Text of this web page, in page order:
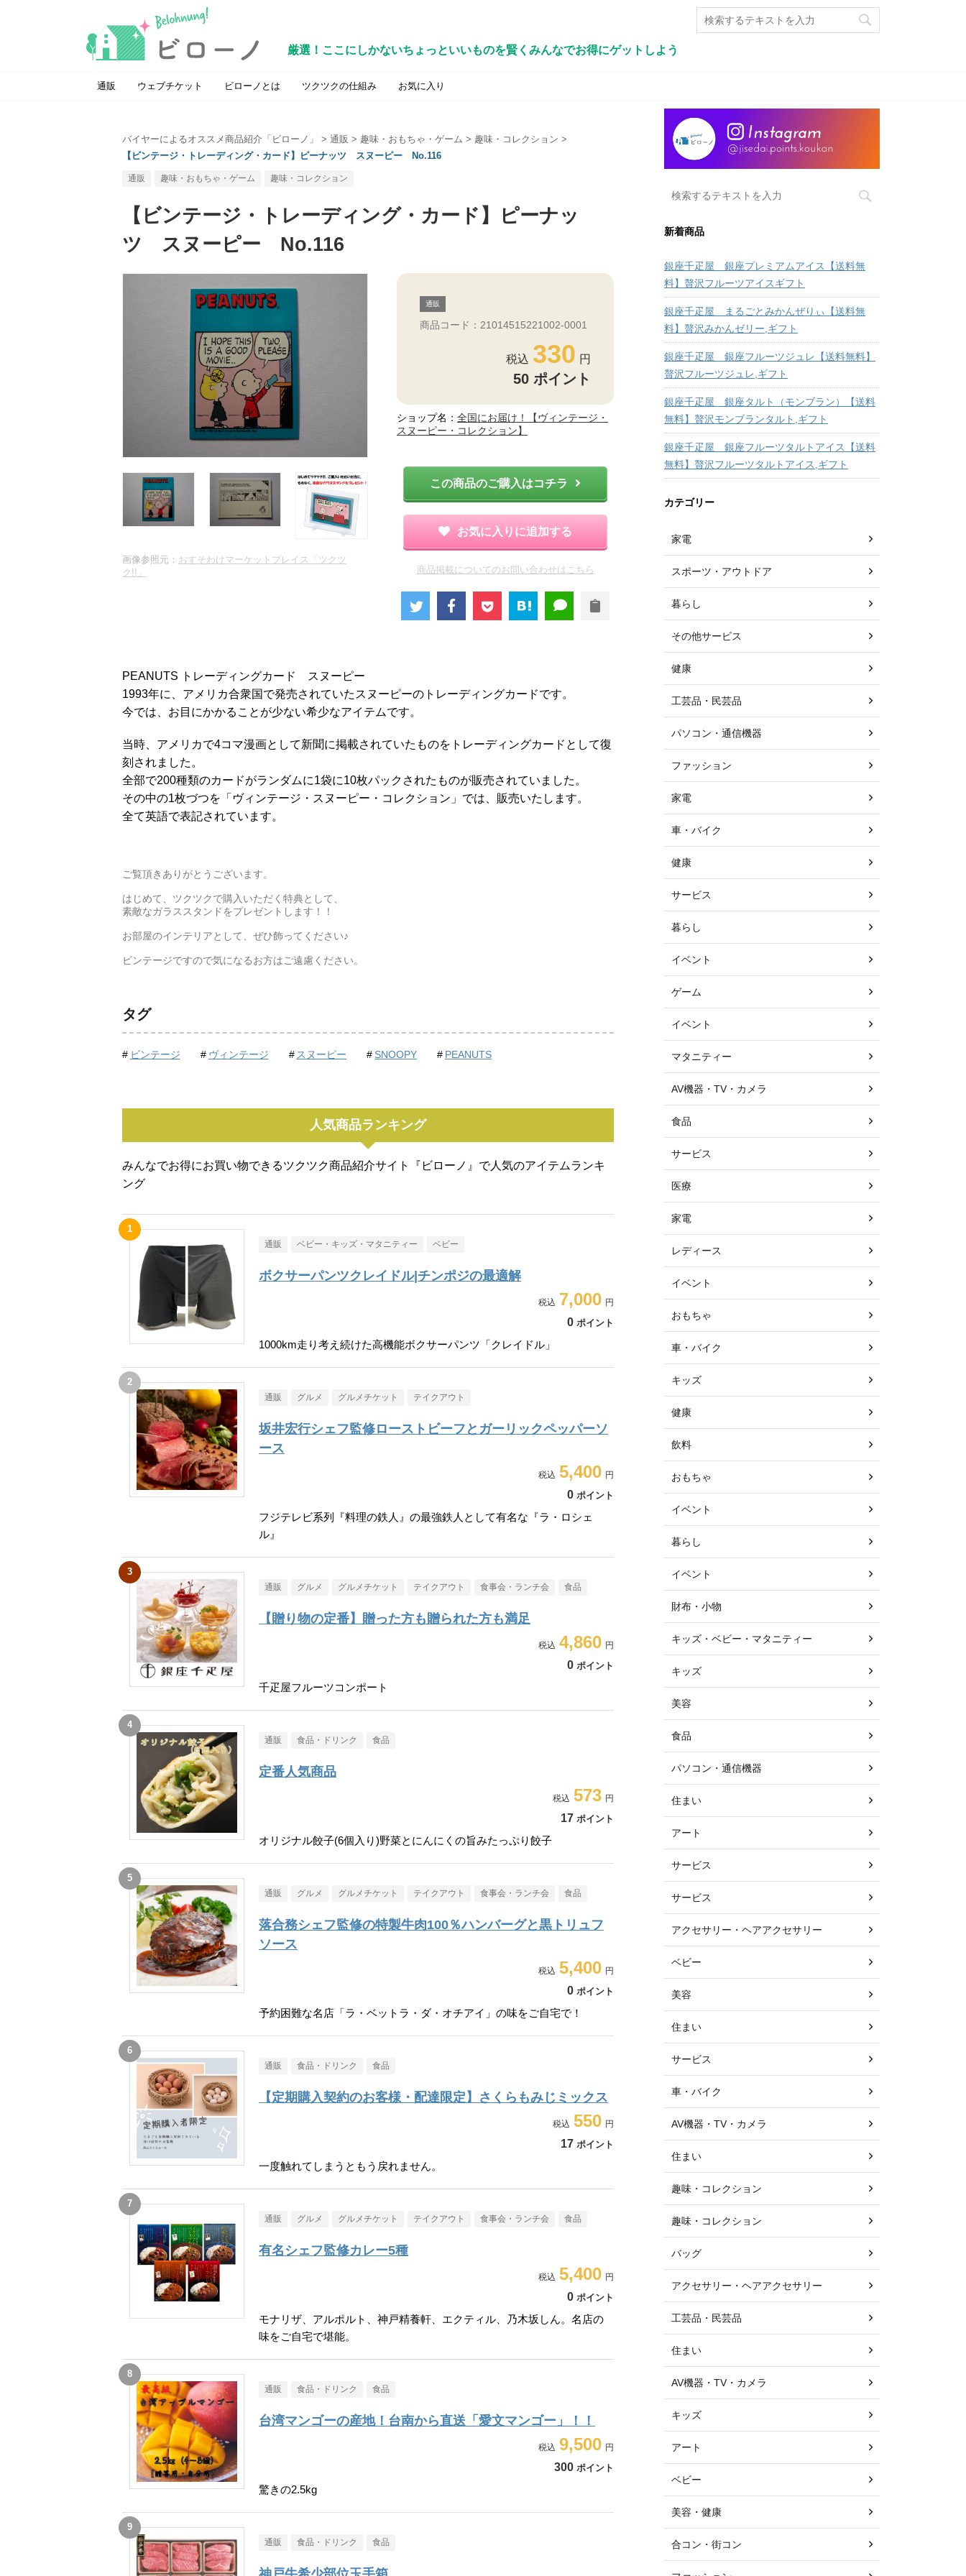
厳選！ここにしかないちょっといいものを賢くみんなでお得にゲットしよう
通販 ウェブチケット ビローノとは ツクツクの仕組み お気に入り
バイヤーによるオススメ商品紹介「ビローノ」 > 通販 > 趣味・おもちゃ・ゲーム > 趣味・コレクション >
【ビンテージ・トレーディング・カード】ピーナッツ スヌーピー No.116
通販 趣味・おもちゃ・ゲーム 趣味・コレクション
【ビンテージ・トレーディング・カード】ピーナッ
ツ スヌーピー No.116
画像参照元： おすそわけマーケットプレイス「ツクツ
ク!!」
通販
商品コード：21014515221002-0001
330
50 ポイント
ショップ名： 全国にお届け！【ヴィンテージ・
スヌーピー・コレクション】
この商品のご購入はコチラ
お気に入りに追加する
商品掲載についてのお問い合わせはこちら
PEANUTS トレーディングカード スヌーピー
1993年に、アメリカ合衆国で発売されていたスヌーピーのトレーディングカードです。
今では、お目にかかることが少ない希少なアイテムです。
当時、アメリカで4コマ漫画として新聞に掲載されていたものをトレーディングカードとして復
刻されました。
全部で200種類のカードがランダムに1袋に10枚パックされたものが販売されていました。
その中の1枚づつを「ヴィンテージ・スヌーピー・コレクション」では、販売いたします。
全て英語で表記されています。
ご覧頂きありがとうございます。
はじめて、ツクツクで購入いただく特典として、
素敵なガラススタンドをプレゼントします！！
お部屋のインテリアとして、ぜひ飾ってください♪
ビンテージですので気になるお方はご遠慮ください。
タグ
ビンテージ ヴィンテージ スヌーピー SNOOPY PEANUTS
人気商品ランキング
みんなでお得にお買い物できるツクツク商品紹介サイト『ビローノ』で人気のアイテムランキ
ング
通販 ベビー・キッズ・マタニティー ベビー
ボクサーパンツクレイドル|チンポジの最適解
7,000
0 ポイント
1000km走り考え続けた高機能ボクサーパンツ「クレイドル」
通販 グルメ グルメチケット テイクアウト
坂井宏行シェフ監修ローストビーフとガーリックペッパーソ
ース
5,400
0 ポイント
フジテレビ系列『料理の鉄人』の最強鉄人として有名な『ラ・ロシェ
ル』
通販 グルメ グルメチケット テイクアウト 食事会・ランチ会 食品
【贈り物の定番】贈った方も贈られた方も満足
4,860
0 ポイント
千疋屋フルーツコンポート
通販 食品・ドリンク 食品
定番人気商品
573
17 ポイント
オリジナル餃子(6個入り)野菜とにんにくの旨みたっぷり餃子
通販 グルメ グルメチケット テイクアウト 食事会・ランチ会 食品
落合務シェフ監修の特製牛肉100％ハンバーグと黒トリュフ
ソース
5,400
0 ポイント
予約困難な名店「ラ・ベットラ・ダ・オチアイ」の味をご自宅で！
通販 食品・ドリンク 食品
【定期購入契約のお客様・配達限定】さくらもみじミックス
550
17 ポイント
一度触れてしまうともう戻れません。
通販 グルメ グルメチケット テイクアウト 食事会・ランチ会 食品
有名シェフ監修カレー5種
5,400
0 ポイント
モナリザ、アルポルト、神戸精養軒、エクティル、乃木坂しん。名店の
味をご自宅で堪能。
通販 食品・ドリンク 食品
台湾マンゴーの産地！台南から直送「愛文マンゴー」！！
9,500
300 ポイント
驚きの2.5kg
通販 食品・ドリンク 食品
新着商品
銀座千疋屋 銀座プレミアムアイス【送料無
料】贅沢フルーツアイスギフト
銀座千疋屋 まるごとみかんぜりぃ【送料無
料】贅沢みかんゼリー,ギフト
銀座千疋屋 銀座フルーツジュレ【送料無料】
贅沢フルーツジュレ,ギフト
銀座千疋屋 銀座タルト（モンブラン）【送料
無料】贅沢モンブランタルト,ギフト
銀座千疋屋 銀座フルーツタルトアイス【送料
無料】贅沢フルーツタルトアイス,ギフト
カテゴリー
家電
スポーツ・アウトドア
暮らし
その他サービス
健康
工芸品・民芸品
パソコン・通信機器
ファッション
家電
車・バイク
健康
サービス
暮らし
イベント
ゲーム
イベント
マタニティー
AV機器・TV・カメラ
食品
サービス
医療
家電
レディース
イベント
おもちゃ
車・バイク
キッズ
健康
飲料
おもちゃ
イベント
暮らし
イベント
財布・小物
キッズ・ベビー・マタニティー
キッズ
美容
食品
パソコン・通信機器
住まい
アート
サービス
サービス
アクセサリー・ヘアアクセサリー
ベビー
美容
住まい
サービス
車・バイク
AV機器・TV・カメラ
住まい
趣味・コレクション
趣味・コレクション
バッグ
アクセサリー・ヘアアクセサリー
工芸品・民芸品
住まい
AV機器・TV・カメラ
キッズ
アート
ベビー
美容・健康
合コン・街コン